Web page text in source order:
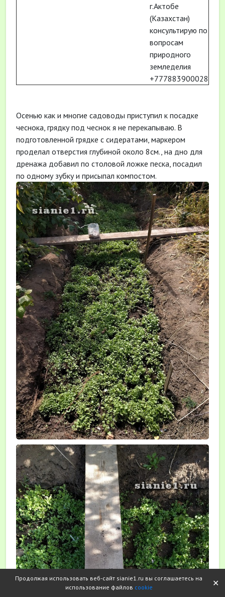
г.Актобе
(Казахстан)
консультирую по
вопросам
природного
земледелия
+777883900028
Осенью как и многие садоводы приступил к посадке
чеснока, грядку под чеснок я не перекапываю. В
подготовленной грядке с сидератами, маркером
проделал отверстия глубиной около 8см., на дно для
дренажа добавил по столовой ложке песка, посадил
по одному зубку и присыпал компостом.
✕
Продолжая использовать веб-сайт sianie1.ru вы соглашаетесь на
использование файлов cookie